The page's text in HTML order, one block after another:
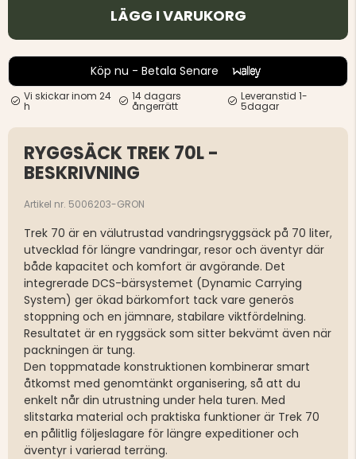
LÄGG I VARUKORG
Köp nu - Betala Senare
Vi skickar inom 24
h
14 dagars
ångerrätt
Leveranstid 1-
5dagar
RYGGSÄCK TREK 70L -
BESKRIVNING
Artikel nr. 5006203-GRON
Trek 70 är en välutrustad vandringsryggsäck på 70 liter,
utvecklad för längre vandringar, resor och äventyr där
både kapacitet och komfort är avgörande. Det
integrerade DCS-bärsystemet (Dynamic Carrying
System) ger ökad bärkomfort tack vare generös
stoppning och en jämnare, stabilare viktfördelning.
Resultatet är en ryggsäck som sitter bekvämt även när
packningen är tung.
Den toppmatade konstruktionen kombinerar smart
åtkomst med genomtänkt organisering, så att du
enkelt når din utrustning under hela turen. Med
slitstarka material och praktiska funktioner är Trek 70
en pålitlig följeslagare för längre expeditioner och
äventyr i varierad terräng.